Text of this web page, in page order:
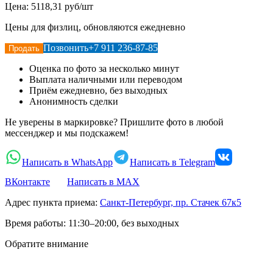
Цена: 5118,31 руб/шт
Цены для физлиц, обновляются ежедневно
Продать Позвонить+7 911 236-87-85
Оценка по фото за несколько минут
Выплата наличными или переводом
Приём ежедневно, без выходных
Анонимность сделки
Не уверены в маркировке? Пришлите фото в любой
мессенджер и мы подскажем!
Написать в WhatsApp
Написать в Telegram
ВКонтакте
Написать в MAX
Адрес пункта приема: Санкт-Петербург, пр. Стачек 67к5
Время работы: 11:30–20:00, без выходных
Обратите внимание